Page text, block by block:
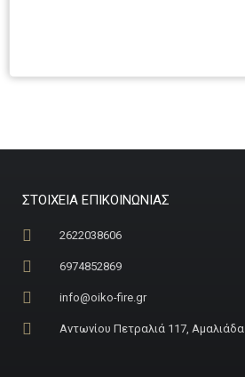
ΣΤΟΙΧΕΙΑ ΕΠΙΚΟΙΝΩΝΙΑΣ
2622038606
6974852869
info@oiko-fire.gr
Αντωνίου Πετραλιά 117, Αμαλιάδα